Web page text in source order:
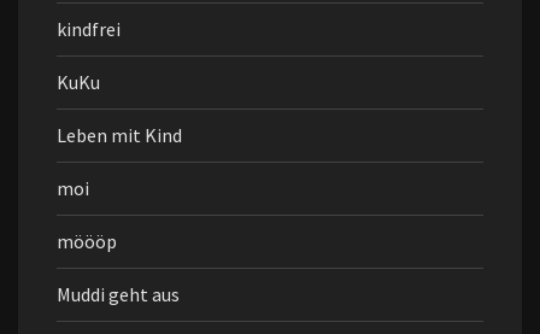
kindfrei
KuKu
Leben mit Kind
moi
möööp
Muddi geht aus